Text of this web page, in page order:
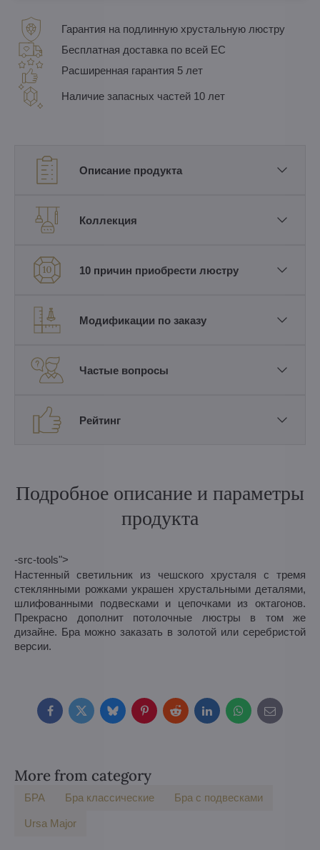
Гарантия на подлинную хрустальную люстру
Бесплатная доставка по всей ЕС
Расширенная гарантия 5 лет
Наличие запасных частей 10 лет
Описание продукта
Коллекция
10 причин приобрести люстру
Модификации по заказу
Частые вопросы
Рейтинг
Подробное описание и параметры
продукта
-src-tools">
Настенный светильник из чешского хрусталя с тремя
стеклянными рожками украшен хрустальными деталями,
шлифованными подвесками и цепочками из октагонов.
Прекрасно дополнит потолочные люстры в том же
дизайне. Бра можно заказать в золотой или серебристой
версии.
FacebookTwitterBlueskyPinterestRedditLinkedInWhatsApp
E-
mail
More from category
БPA Бра классические Бра с подвесками
Ursa Major